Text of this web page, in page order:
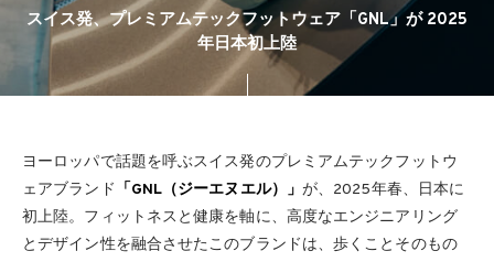
スイス発、プレミアムテックフットウェア「GNL」が 2025
年日本初上陸
ヨーロッパで話題を呼ぶスイス発のプレミアムテックフットウ
ェアブランド 「GNL（ジーエヌエル）」 が、2025年春、日本に
初上陸。フィットネスと健康を軸に、高度なエンジニアリング
とデザイン性を融合させたこのブランドは、歩くことそのもの